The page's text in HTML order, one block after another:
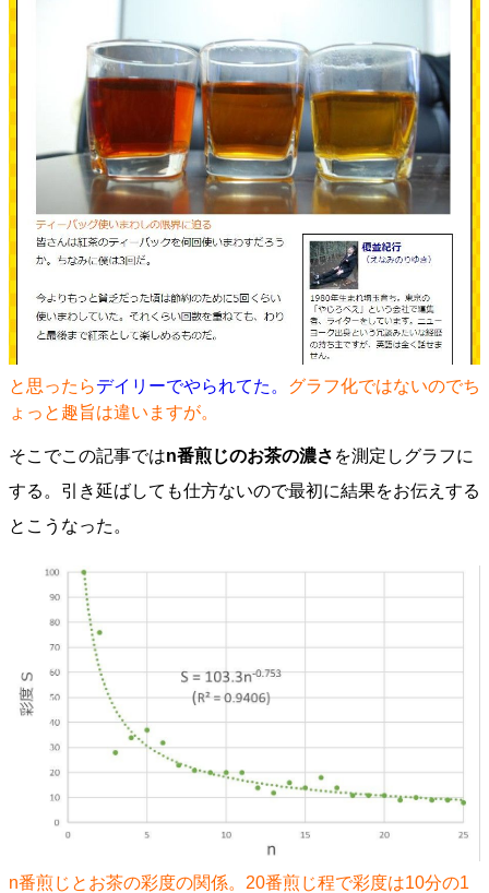
と思ったらデイリーでやられてた。 グラフ化ではないのでち
ょっと趣旨は違いますが。
そこでこの記事ではn番煎じのお茶の濃さ を測定しグラフに
する。引き延ばしても仕方ないので最初に結果をお伝えする
とこうなった。
n番煎じとお茶の彩度の関係。20番煎じ程で彩度は10分の1